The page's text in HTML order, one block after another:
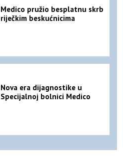
Medico pružio besplatnu skrb
riječkim beskućnicima
Nova era dijagnostike u
Specijalnoj bolnici Medico